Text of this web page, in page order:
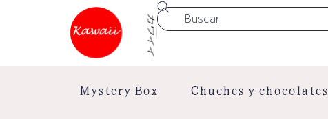
Mystery Box Chuches y chocolates